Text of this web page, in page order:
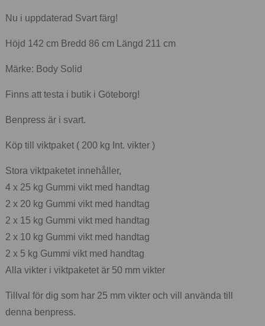
Nu i uppdaterad Svart färg!
Höjd 142 cm Bredd 86 cm Längd 211 cm
Märke: Body Solid
Finns att testa i butik i Göteborg!
Benpress är i svart.
Köp till viktpaket ( 200 kg Int. vikter )
Stora viktpaketet innehåller,
4 x 25 kg Gummi vikt med handtag
2 x 20 kg Gummi vikt med handtag
2 x 15 kg Gummi vikt med handtag
2 x 10 kg Gummi vikt med handtag
2 x 5 kg Gummi vikt med handtag
Alla vikter i viktpaketet är 50 mm vikter
Tillval för dig som har 25 mm vikter och vill använda till
denna benpress.